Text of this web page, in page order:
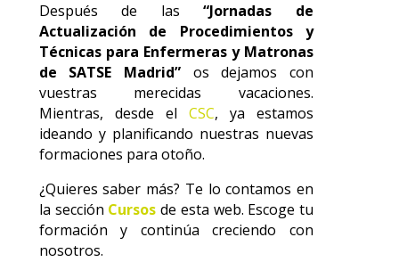
Después de las“Jornadas de
Actualización de Procedimientos y
Técnicas para Enfermeras y Matronas
de SATSE Madrid” os dejamos con
vuestras merecidas vacaciones.
Mientras, desde el CSC, ya estamos
ideando y planificando nuestras nuevas
formaciones para otoño.
¿Quieres saber más? Te lo contamos en
la sección Cursos de esta web. Escoge tu
formación y continúa creciendo con
nosotros.